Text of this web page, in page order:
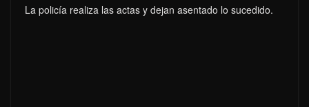
La policía realiza las actas y dejan asentado lo sucedido.